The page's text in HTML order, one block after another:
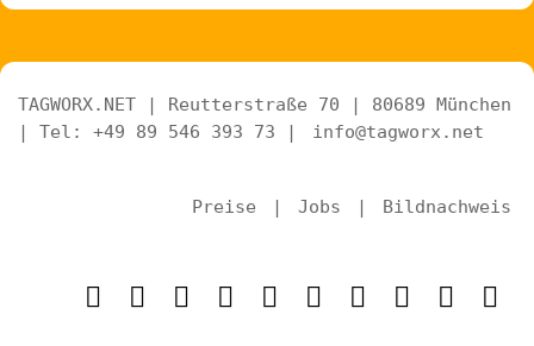
TAGWORX.NET | Reutterstraße 70 | 80689 München
| Tel: +49 89 546 393 73 |
info@tagworx.net
Preise | Jobs | Bildnachweis